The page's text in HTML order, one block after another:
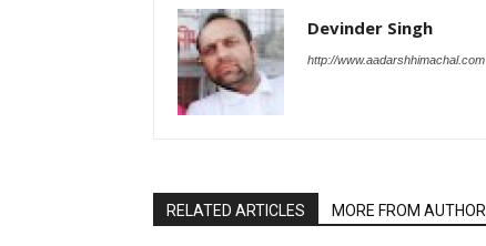
Devinder Singh
http://www.aadarshhimachal.com
RELATED ARTICLES MORE FROM AUTHOR